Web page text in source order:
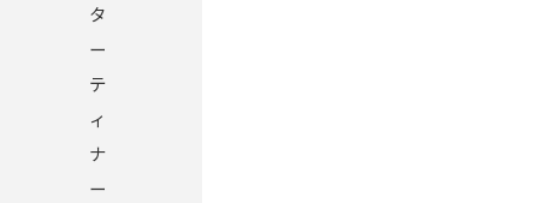
タ
ー
テ
ィ
ナ
ー